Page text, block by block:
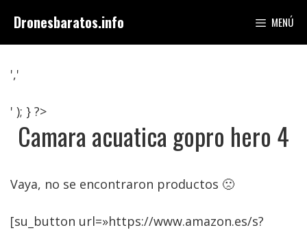
contenido
Dronesbaratos.info MENÚ
','
' ); } ?>
Camara acuatica gopro hero 4
Vaya, no se encontraron productos 🙁
[su_button url=»https://www.amazon.es/s?